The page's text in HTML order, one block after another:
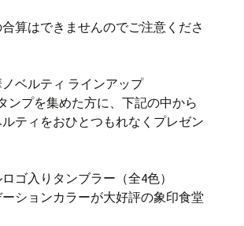
算はできませんのでご注意くださ
ベルティ ラインアップ
ンプを集めた方に、下記の中から
ティをおひとつもれなくプレゼン
ゴ入りタンブラー（全4色）
ションカラーが大好評の象印食堂